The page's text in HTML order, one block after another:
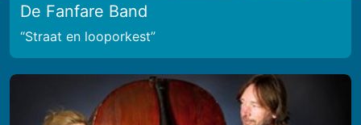
De Fanfare Band
Straat en looporkest